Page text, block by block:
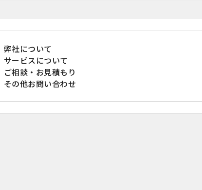
弊社について
サービスについて
ご相談・お見積もり
その他お問い合わせ